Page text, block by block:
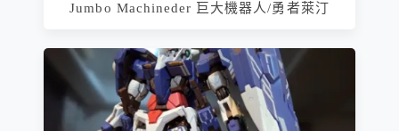
Jumbo Machineder 巨大機器人/勇者萊汀